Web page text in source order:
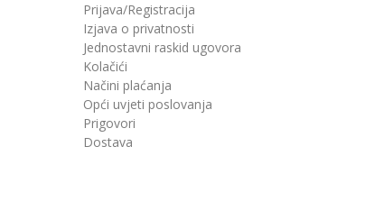
Prijava/Registracija
Izjava o privatnosti
Jednostavni raskid ugovora
Kolačići
Načini plaćanja
Opći uvjeti poslovanja
Prigovori
Dostava